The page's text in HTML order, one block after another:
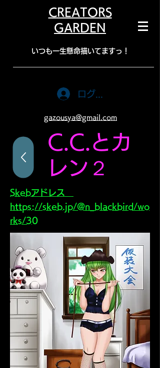
CREATORS
GARDEN
​いつも一生懸命描いてますっ！
ログイン
gazousya@gmail.com
C.C.とカ
レン２
Skebアドレス
https://skeb.jp/@n_blackbird/wo
rks/30